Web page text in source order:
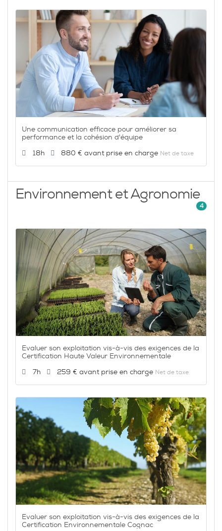
Une communication efficace pour améliorer sa
performance et la cohésion d'équipe
Durée :
18h Prix :
880 € Net de taxe
Environnement et Agronomie
4
Evaluer son exploitation vis-à-vis des exigences de la
Certification Haute Valeur Environnementale
Durée :
7h Prix :
259 € Net de taxe
Evaluer son exploitation vis-à-vis des exigences de la
Certification Environnementale Cognac